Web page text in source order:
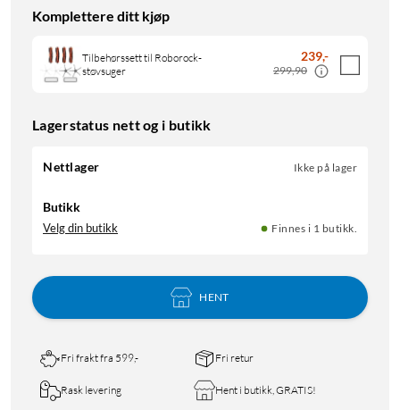
Komplettere ditt kjøp
Tilbehørssett til Roborock-
støvsuger
239,-
299,90
Lagerstatus nett og i butikk
Nettlager Ikke på lager
Butikk
Velg din butikk Finnes i 1 butikk.
HENT
Fri frakt fra 599,- Fri retur
Rask levering Hent i butikk, GRATIS!